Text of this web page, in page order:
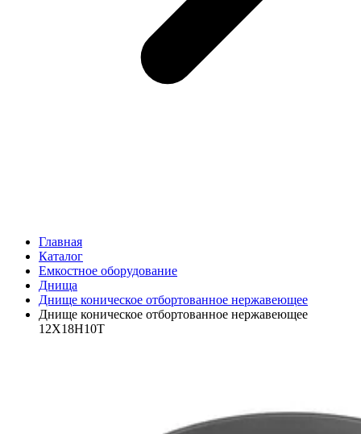
Главная
Каталог
Емкостное оборудование
Днища
Днище коническое отбортованное нержавеющее
Днище коническое отбортованное нержавеющее
12Х18Н10Т